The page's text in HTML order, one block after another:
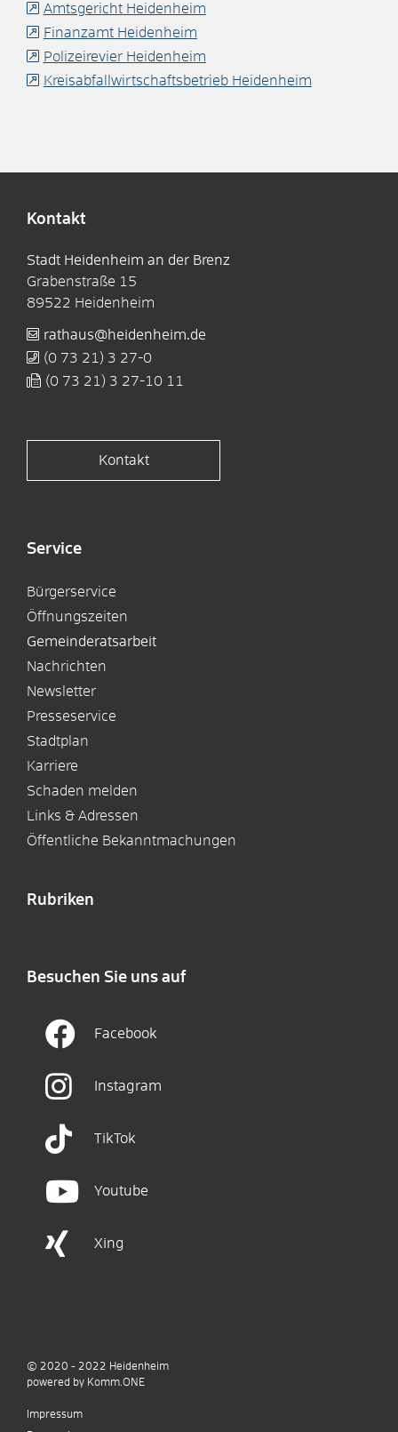
Amtsgericht Heidenheim
Finanzamt Heidenheim
Polizeirevier Heidenheim
Kreisabfallwirtschaftsbetrieb Heidenheim
Kontakt
Stadt Heidenheim an der Brenz
Grabenstraße 15
89522 Heidenheim
rathaus@heidenheim.de
(0 73 21) 3 27-0
(0 73 21) 3 27-10 11
Kontakt
Service
Bürgerservice
Öffnungszeiten
Gemeinderatsarbeit
Nachrichten
Newsletter
Presseservice
Stadtplan
Karriere
Schaden melden
Links & Adressen
Öffentliche Bekanntmachungen
Rubriken
Besuchen Sie uns auf
Facebook
Instagram
TikTok
Youtube
Xing
© 2020 - 2022 Heidenheim
powered by Komm.ONE
Impressum